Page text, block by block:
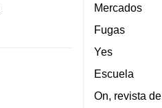
Mercados
Fugas
Yes
Escuela
On, revista